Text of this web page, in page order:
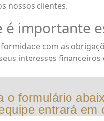
nossos clientes.
é importante
com as
interesses financeiros
o formulário
entrará em